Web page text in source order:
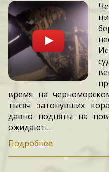
время на
тысяч затонувших
давно подняты на
ожидают…
Подробнее